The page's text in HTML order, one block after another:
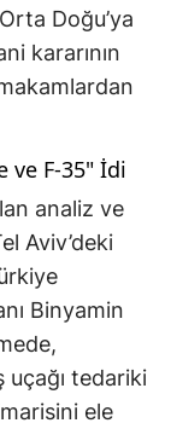
Doğu’ya
kararının
ve F-35" İdi
analiz ve
Aviv’deki
Binyamin
uçağı tedariki
ele